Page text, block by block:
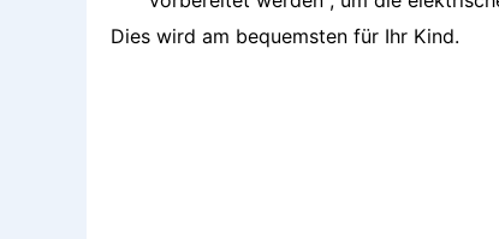
Dies wird am bequemsten für Ihr Kind.